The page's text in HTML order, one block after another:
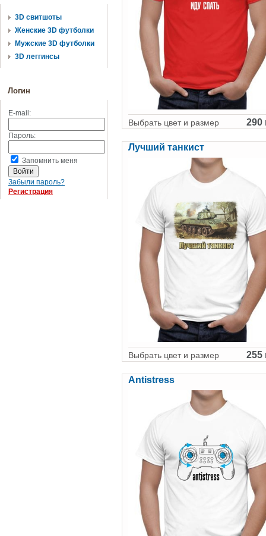
3D свитшоты
Женские 3D футболки
Мужские 3D футболки
3D леггинсы
Логин
E-mail:
Пароль:
Запомнить меня
Забыли пароль?
Регистрация
Выбрать цвет и размер 290
Лучший танкист
Выбрать цвет и размер 255
Antistress